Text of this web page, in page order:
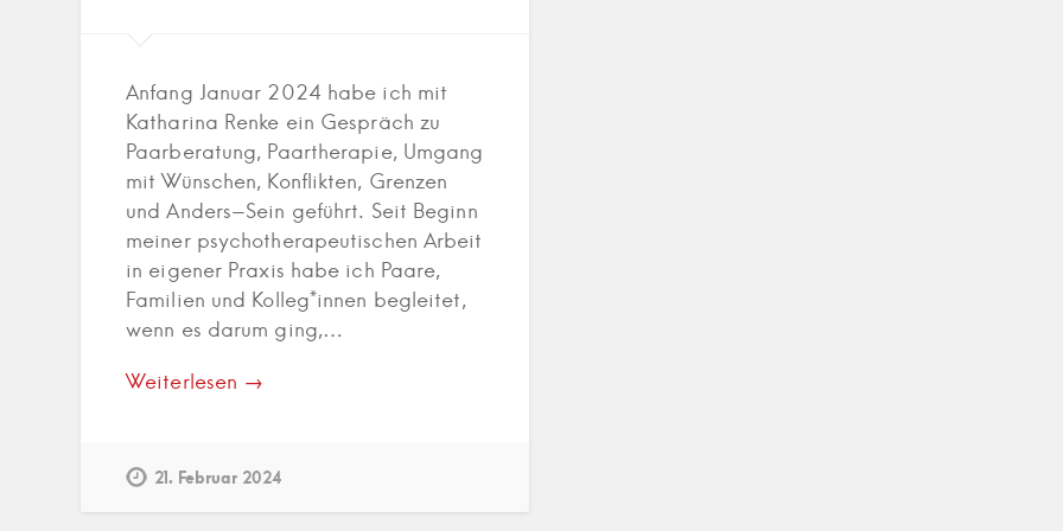
Anfang Januar 2024 habe ich mit
Katharina Renke ein Gespräch zu
Paarberatung, Paartherapie, Umgang
mit Wünschen, Konflikten, Grenzen
und Anders-Sein geführt. Seit Beginn
meiner psychotherapeutischen Arbeit
in eigener Praxis habe ich Paare,
Familien und Kolleg*innen begleitet,
wenn es darum ging,…
Weiterlesen →
21. Februar 2024